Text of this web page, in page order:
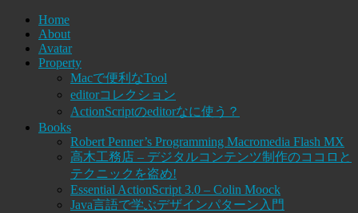
Home
About
Avatar
Property
Macで便利なTool
editorコレクション
ActionScriptのeditorなに使う？
Books
Robert Penner’s Programming Macromedia Flash MX
高木工務店 – デジタルコンテンツ制作のココロと
テクニックを盗め!
Essential ActionScript 3.0 – Colin Moock
Java言語で学ぶデザインパターン入門